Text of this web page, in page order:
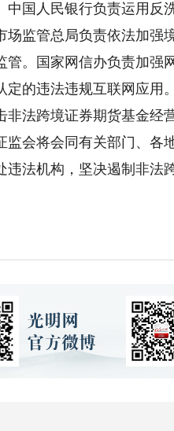
国人民银行负责运用反
监管总局负责依法加强
。国家网信办负责加强
的违法违规互联网应用
法跨境证券期货基金经
会将会同有关部门、各
法机构，坚决遏制非法